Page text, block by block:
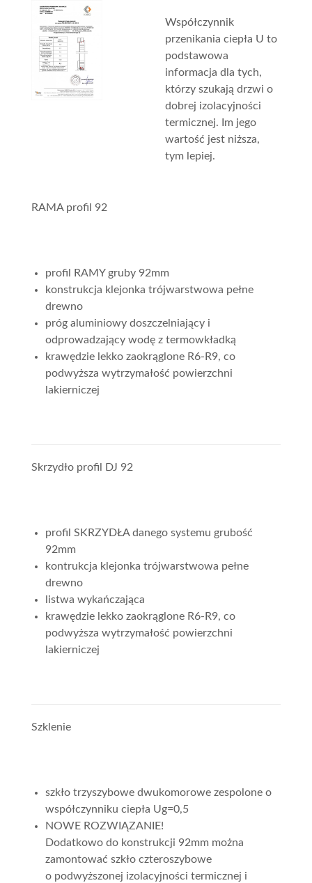
Współczynnik
przenikania ciepła U to
podstawowa
informacja dla tych,
którzy szukają drzwi o
dobrej izolacyjności
termicznej. Im jego
wartość jest niższa,
tym lepiej.
RAMA profil 92
profil RAMY gruby 92mm
konstrukcja klejonka trójwarstwowa pełne
drewno
próg aluminiowy doszczelniający i
odprowadzający wodę z termowkładką
krawędzie lekko zaokrąglone R6-R9, co
podwyższa wytrzymałość powierzchni
lakierniczej
Skrzydło profil DJ 92
profil SKRZYDŁA danego systemu grubość
92mm
kontrukcja klejonka trójwarstwowa pełne
drewno
listwa wykańczająca
krawędzie lekko zaokrąglone R6-R9, co
podwyższa wytrzymałość powierzchni
lakierniczej
Szklenie
szkło trzyszybowe dwukomorowe zespolone o
współczynniku ciepła Ug=0,5
NOWE ROZWIĄZANIE!
Dodatkowo do konstrukcji 92mm można
zamontować szkło czteroszybowe
o podwyższonej izolacyjności termicznej i